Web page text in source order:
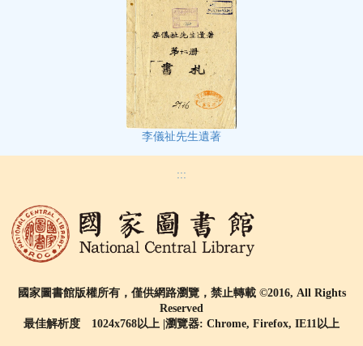
李儀祉先生遺著
:::
國家圖書館版權所有，僅供網路瀏覽，禁止轉載 ©2016, All Rights
Reserved
最佳解析度 1024x768以上 |瀏覽器: Chrome, Firefox, IE11以上